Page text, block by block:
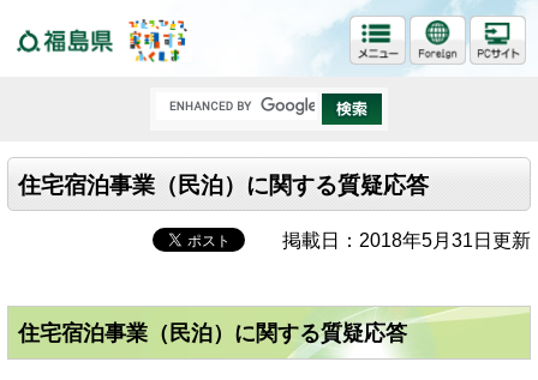
住宅宿泊事業（民泊）に関する質疑応答
掲載日：2018年5月31日更新
住宅宿泊事業（民泊）に関する質疑応答